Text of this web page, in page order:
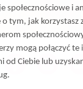
społecznościowe i
tym, jak korzystasz
mogą połączyć
od Ciebie lub